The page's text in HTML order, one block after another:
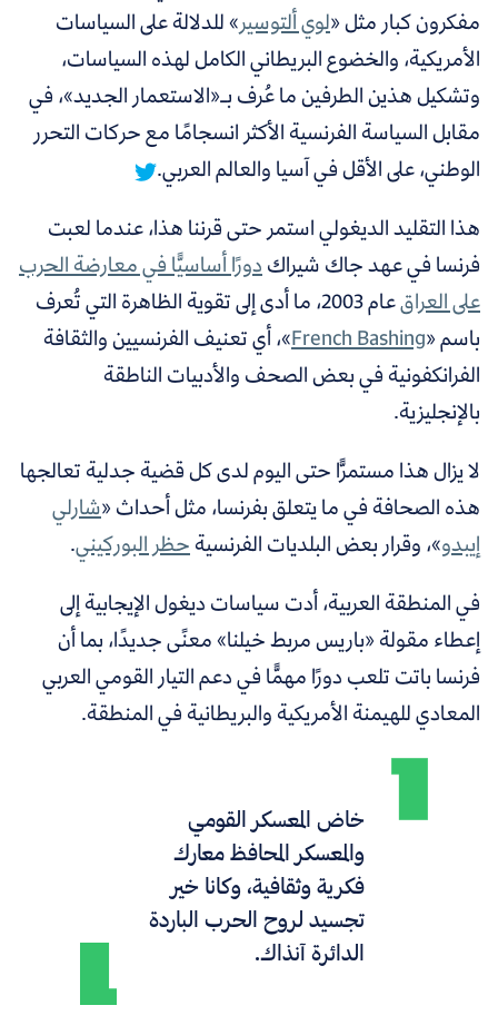
مفكرون كبار مثل «لوي ألتوسير» للدلالة على السياسات
الأمريكية، والخضوع البريطاني الكامل لهذه السياسات،
وتشكيل هذين الطرفين ما عُرف بـ«الاستعمار الجديد»، في
مقابل السياسة الفرنسية الأكثر انسجامًا مع حركات التحرر
الوطني، على الأقل في آسيا والعالم العربي.
هذا التقليد الديغولي استمر حتى قرننا هذا، عندمالعبت
فرنسا في عهد جاك شيراكدورًا أساسيًّا في معارضة الحرب
على العراق
عام 2003، ما أدى إلى تقوية الظاهرة التي تُعرف
باسم«
French Bashing»،أي تعنيف الفرنسيين والثقافة
الفرانكفونية في بعض الصحف والأدبيات الناطقة
بالإنجليزية.
لا يزال هذا مستمرًّا حتى اليوم لدى كل قضية جدلية تعالجها
هذه الصحافة في ما يتعلق بفرنسا، مثل أحداث «شارلي
إيبدو»، وقرار بعض البلديات الفرنسيةحظر البوركيني.
في المنطقة العربية، أدت سياسات ديغول الإيجابية إلى
إعطاء مقولة «باريس مربط خيلنا» معنًى جديدًا، بما أن
فرنسا باتت تلعب دورًا مهمًّا في دعم التيار القومي العربي
المعادي للهيمنة الأمريكية والبريطانية في المنطقة.
خاض المعسكر القومي
والمعسكر المحافظ معارك
فكرية وثقافية، وكانا خير
تجسيد لروح الحرب الباردة
الدائرة آنذاك.